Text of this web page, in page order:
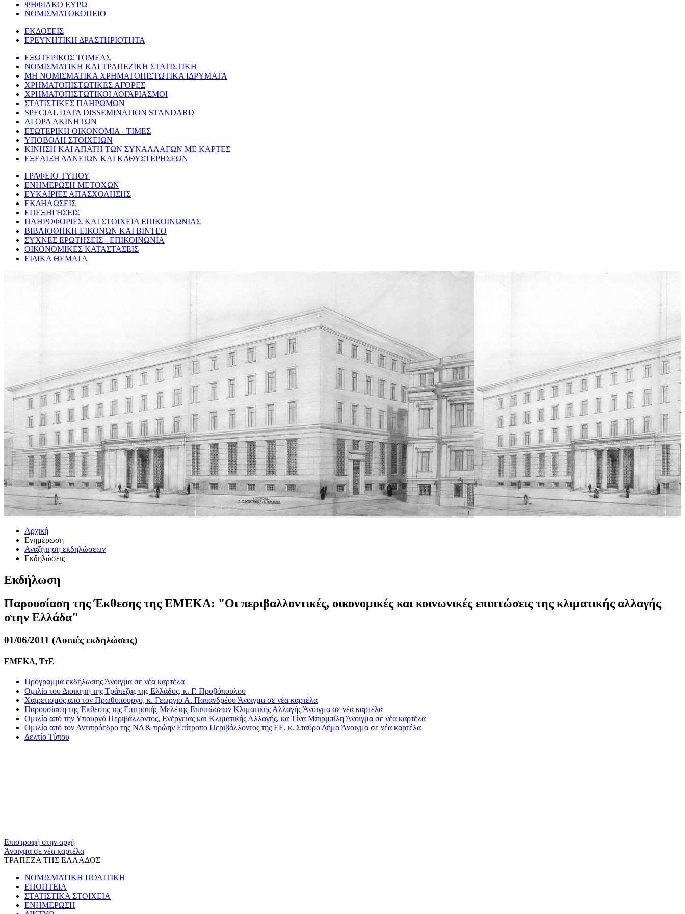
ΨΗΦΙΑΚΟ ΕΥΡΩ
ΝΟΜΙΣΜΑΤΟΚΟΠΕΙΟ
ΕΚΔΟΣΕΙΣ
ΕΡΕΥΝΗΤΙΚΗ ΔΡΑΣΤΗΡΙΟΤΗΤΑ
ΕΞΩΤΕΡΙΚΟΣ ΤΟΜΕΑΣ
ΝΟΜΙΣΜΑΤΙΚΗ ΚΑΙ ΤΡΑΠΕΖΙΚΗ ΣΤΑΤΙΣΤΙΚΗ
ΜΗ ΝΟΜΙΣΜΑΤΙΚΑ ΧΡΗΜΑΤΟΠΙΣΤΩΤΙΚΑ ΙΔΡΥΜΑΤΑ
ΧΡΗΜΑΤΟΠΙΣΤΩΤΙΚΕΣ ΑΓΟΡΕΣ
ΧΡΗΜΑΤΟΠΙΣΤΩΤΙΚΟΙ ΛΟΓΑΡΙΑΣΜΟΙ
ΣΤΑΤΙΣΤΙΚΕΣ ΠΛΗΡΩΜΩΝ
SPECIAL DATA DISSEMINATION STANDARD
ΑΓΟΡΑ ΑΚΙΝΗΤΩΝ
ΕΣΩΤΕΡΙΚΗ ΟΙΚΟΝΟΜΙΑ - ΤΙΜΕΣ
ΥΠΟΒΟΛΗ ΣΤΟΙΧΕΙΩΝ
ΚΙΝΗΣΗ ΚΑΙ ΑΠΑΤΗ ΤΩΝ ΣΥΝΑΛΛΑΓΩΝ ΜΕ ΚΑΡΤΕΣ
ΕΞΕΛΙΞΗ ΔΑΝΕΙΩΝ ΚΑΙ ΚΑΘΥΣΤΕΡΗΣΕΩΝ
ΓΡΑΦΕΙΟ ΤΥΠΟΥ
ΕΝΗΜΕΡΩΣΗ ΜΕΤΟΧΩΝ
ΕΥΚΑΙΡΙΕΣ ΑΠΑΣΧΟΛΗΣΗΣ
ΕΚΔΗΛΩΣΕΙΣ
ΕΠΕΞΗΓΗΣΕΙΣ
ΠΛΗΡΟΦΟΡΙΕΣ ΚΑΙ ΣΤΟΙΧΕΙΑ ΕΠΙΚΟΙΝΩΝΙΑΣ
ΒΙΒΛΙΟΘΗΚΗ ΕΙΚΟΝΩΝ ΚΑΙ ΒΙΝΤΕΟ
ΣΥΧΝΕΣ ΕΡΩΤΗΣΕΙΣ - ΕΠΙΚΟΙΝΩΝΙΑ
ΟΙΚΟΝΟΜΙΚΕΣ ΚΑΤΑΣΤΑΣΕΙΣ
ΕΙΔΙΚΑ ΘΕΜΑΤΑ
Αρχική
Ενημέρωση
Αναζήτηση εκδηλώσεων
Εκδηλώσεις
Εκδήλωση
Παρουσίαση της Έκθεσης της ΕΜΕΚΑ: "Οι περιβαλλοντικές, οικονομικές και κοινωνικές επιπτώσεις της κλιματικής αλλαγής
στην Ελλάδα"
01/06/2011 (Λοιπές εκδηλώσεις)
EMEKA, ΤτΕ
Πρόγραμμα εκδήλωσης Άνοιγμα σε νέα καρτέλα
Oμιλία του Διοικητή της Τράπεζας της Ελλάδος, κ. Γ. Προβόπουλου
Χαιρετισμός από τον Πρωθυπουργό, κ. Γεώργιο Α. Παπανδρέου Άνοιγμα σε νέα καρτέλα
Παρουσίαση της Έκθεσης της Επιτροπής Μελέτης Επιπτώσεων Κλιματικής Αλλαγής Άνοιγμα σε νέα καρτέλα
Oμιλία από την Υπουργό Περιβάλλοντος, Ενέργειας και Κλιματικής Αλλαγής, κα Τίνα Μπιρμπίλη Άνοιγμα σε νέα καρτέλα
Ομιλία από τον Αντιπρόεδρο της ΝΔ & πρώην Επίτροπο Περιβάλλοντος της ΕΕ, κ. Σταύρο Δήμα Άνοιγμα σε νέα καρτέλα
Δελτίο Τύπου
Επιστροφή στην αρχή
Άνοιγμα σε νέα καρτέλα
ΤΡΑΠΕΖΑ ΤΗΣ ΕΛΛΑΔΟΣ
ΝΟΜΙΣΜΑΤΙΚΗ ΠΟΛΙΤΙΚΗ
ΕΠΟΠΤΕΙΑ
ΣΤΑΤΙΣΤΙΚΑ ΣΤΟΙΧΕΙΑ
ΕΝΗΜΕΡΩΣΗ